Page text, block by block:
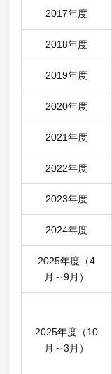
2017年度
2018年度
2019年度
2020年度
2021年度
2022年度
2023年度
2024年度
2025年度（4
月～9月）
2025年度（10
月～3月）